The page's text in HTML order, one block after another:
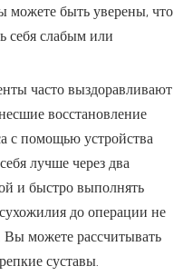
можете быть уверены, что
себя слабым или
часто выздоравливают
восстановление
с помощью устройства
лучше через два
и быстро выполнять
до операции не
Вы можете рассчитывать
суставы.